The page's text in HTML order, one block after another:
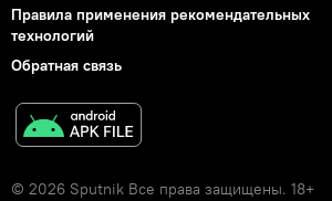
Правила применения рекомендательных
технологий
Обратная связь
© 2026 Sputnik Все права защищены. 18+